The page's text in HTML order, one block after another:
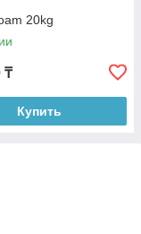
20kg
₸
Купить